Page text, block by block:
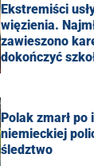
Ekstremiści
więzienia.
zawieszono
dokończyć
Polak zmarł
niemieckiej
śledztwo